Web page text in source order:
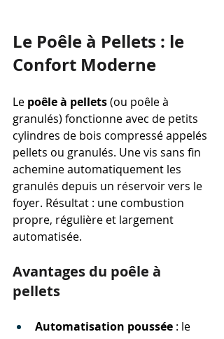
Le Poêle à Pellets : le
Confort Moderne
Le poêle à pellets (ou poêle à
granulés) fonctionne avec de petits
cylindres de bois compressé appelés
pellets ou granulés. Une vis sans fin
achemine automatiquement les
granulés depuis un réservoir vers le
foyer. Résultat : une combustion
propre, régulière et largement
automatisée.
Avantages du poêle à
pellets
Automatisation poussée : le